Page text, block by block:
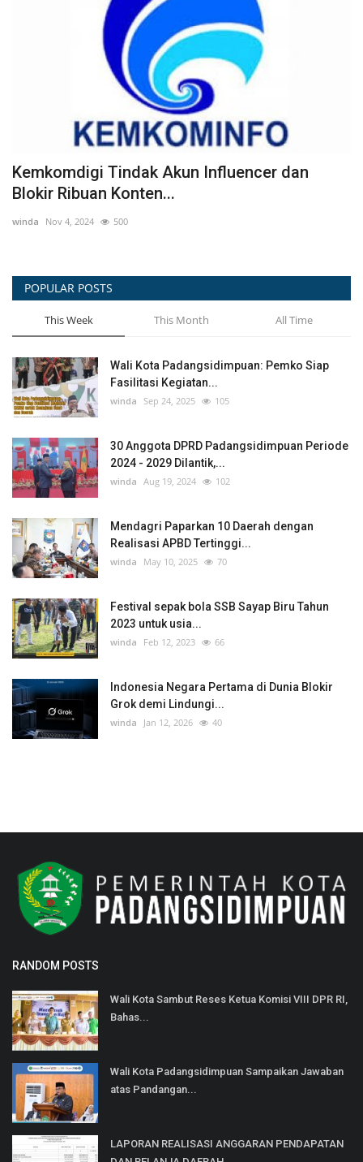
Sekretaris Daerah (Sekda) Kota
Padangsidimpuan Hadiri Dzikir...
Surji Jun 14, 2026 58
POPULAR POSTS
This Week This Month All Time
Wali Kota Padangsidimpuan: Pemko Siap
Fasilitasi Kegiatan...
winda Sep 24, 2025 105
30 Anggota DPRD Padangsidimpuan Periode
2024 - 2029 Dilantik,...
winda Aug 19, 2024 102
Mendagri Paparkan 10 Daerah dengan
Realisasi APBD Tertinggi...
winda May 10, 2025 70
Festival sepak bola SSB Sayap Biru Tahun
2023 untuk usia...
winda Feb 12, 2023 66
Indonesia Negara Pertama di Dunia Blokir
Grok demi Lindungi...
winda Jan 12, 2026 40
RANDOM POSTS
Wali Kota Sambut Reses Ketua Komisi VIII DPR RI,
Bahas...
Wali Kota Padangsidimpuan Sampaikan Jawaban
atas Pandangan...
LAPORAN REALISASI ANGGARAN PENDAPATAN